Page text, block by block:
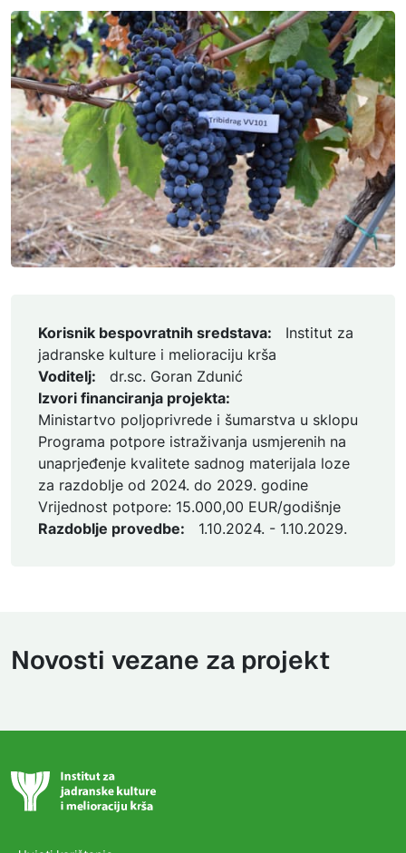
Korisnik bespovratnih sredstava:
Institut za
jadranske kulture i melioraciju krša
Voditelj:
dr.sc. Goran Zdunić
Izvori financiranja projekta:
Ministartvo poljoprivrede i šumarstva u sklopu
Programa potpore istraživanja usmjerenih na
unaprjeđenje kvalitete sadnog materijala loze
za razdoblje od 2024. do 2029. godine
Vrijednost potpore: 15.000,00 EUR/godišnje
Razdoblje provedbe:
1.10.2024. - 1.10.2029.
Novosti vezane za projekt